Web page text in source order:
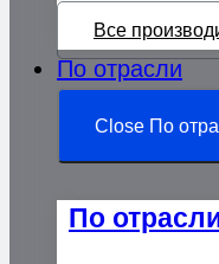
Все
По отрасли
Close По
По